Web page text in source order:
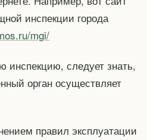
инспекции города
mgi/
следует знать,
орган осуществляет
правил эксплуатации